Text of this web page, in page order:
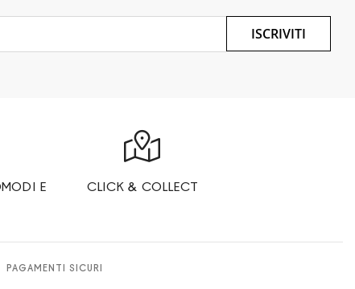
ISCRIVITI
E
CLICK & COLLECT
PAGAMENTI SICURI